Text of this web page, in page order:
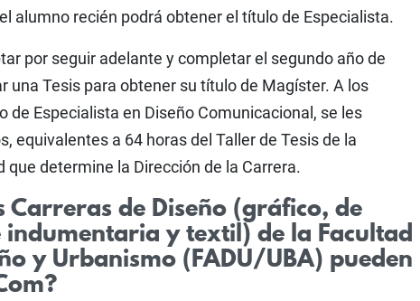
alumno recién podrá obtener el título de Especialista.
por seguir adelante y completar el segundo año de
una Tesis para obtener su título de Magíster. A los
de Especialista en Diseño Comunicacional, se les
equivalentes a 64 horas del Taller de Tesis de la
determine la Dirección de la Carrera.
Carreras de Diseño (gráfico, de
y textil) de la Facultad
y Urbanismo (FADU/UBA) pueden